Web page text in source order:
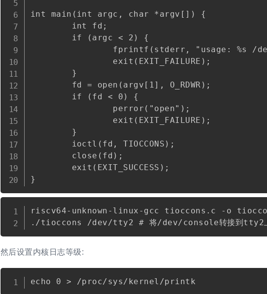
int main(int argc, char *argv[]) {
        int fd;
        if (argc < 2) {
fprintf(stderr, "usage: %s /
                exit(EXIT_FAILURE);
        }
        fd = open(argv[1], O_RDWR);
        if (fd < 0) {
                perror("open");
                exit(EXIT_FAILURE);
        }
        ioctl(fd, TIOCCONS);
        close(fd);
        exit(EXIT_SUCCESS);
riscv64-unknown-linux-gcc tioccons.c -o
然后设置内核日志等级: